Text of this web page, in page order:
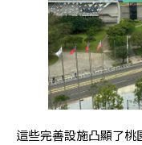
這些完善設施凸顯了